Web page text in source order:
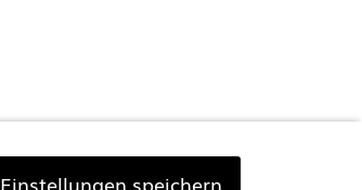
Einstellungen speichern